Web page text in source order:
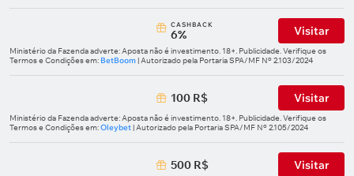
СASHBACK
6% Visitar
Ministério da Fazenda adverte: Aposta não é investimento. 18+. Publicidade. Verifique os
Termos e Condições em: BetBoom| Autorizado pela Portaria SPA/MF Nº 2.103/2024
100 R$ Visitar
Ministério da Fazenda adverte: Aposta não é investimento. 18+. Publicidade. Verifique os
Termos e Condições em:Oleybet| Autorizado pela Portaria SPA/MF Nº 2.105/2024
500 R$ Visitar